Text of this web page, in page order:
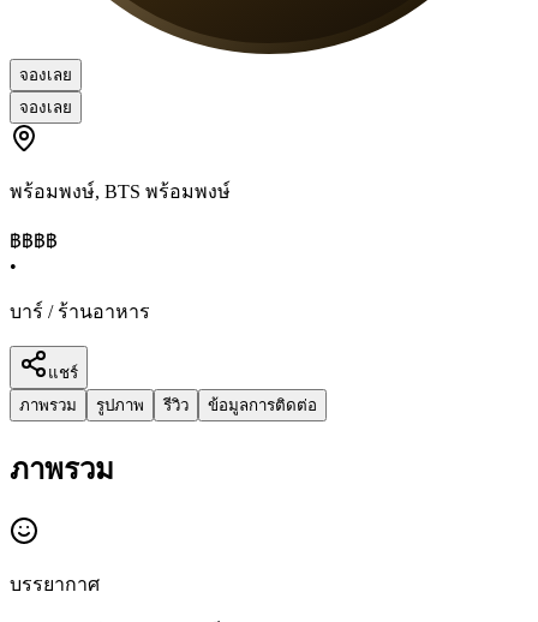
จองเลย
จองเลย
พร้อมพงษ์, BTS พร้อมพงษ์
฿฿฿฿
•
บาร์ / ร้านอาหาร
แชร์
ภาพรวม
รูปภาพ รีวิว ข้อมูลการติดต่อ
ภาพรวม
บรรยากาศ